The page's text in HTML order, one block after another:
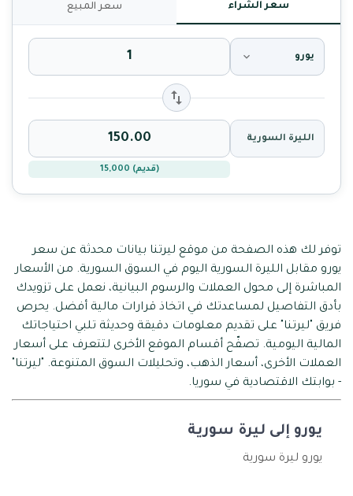
سعر الشراء سعر المبيع
يورو
الليرة السورية
(قديم) 15,000
توفر لك هذه الصفحة من موقع ليرتنا بيانات محدثة عن سعر
يورو مقابل الليرة السورية اليوم في السوق السورية. من الأسعار
المباشرة إلى محول العملات والرسوم البيانية، نعمل على تزويدك
بأدق التفاصيل لمساعدتك في اتخاذ قرارات مالية أفضل. يحرص
فريق "ليرتنا" على تقديم معلومات دقيقة وحديثة تلبي احتياجاتك
المالية اليومية. تصفّح أقسام الموقع الأخرى لتتعرف على أسعار
العملات الأخرى، أسعار الذهب، وتحليلات السوق المتنوعة. "ليرتنا"
- بوابتك الاقتصادية في سوريا.
يورو إلى ليرة سورية
يورو ليرة سورية